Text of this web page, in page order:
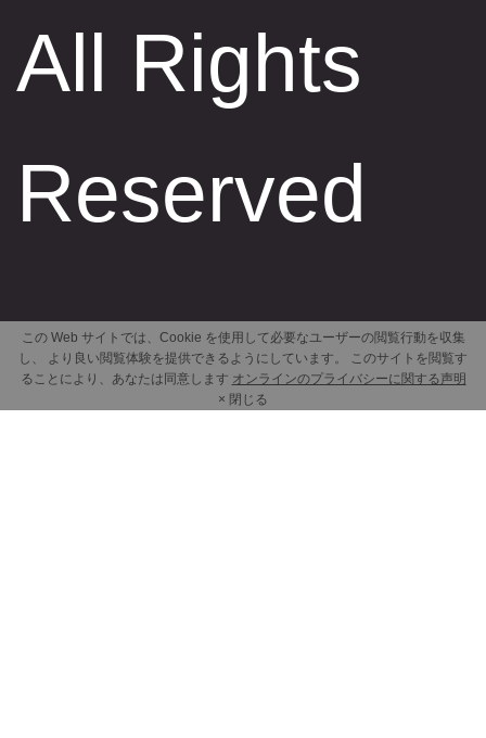
All Rights
Reserved
この Web サイトでは、Cookie を使用して必要なユーザーの閲覧行動を収集
し、 より良い閲覧体験を提供できるようにしています。 このサイトを閲覧す
ることにより、あなたは同意します オンラインのプライバシーに関する声明
× 閉じる